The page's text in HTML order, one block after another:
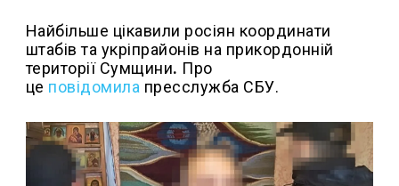
Найбільше цікавили росіян координати
штабів та укріпрайонів на прикордонній
території Сумщини. Про
це повідомила пресслужба СБУ.